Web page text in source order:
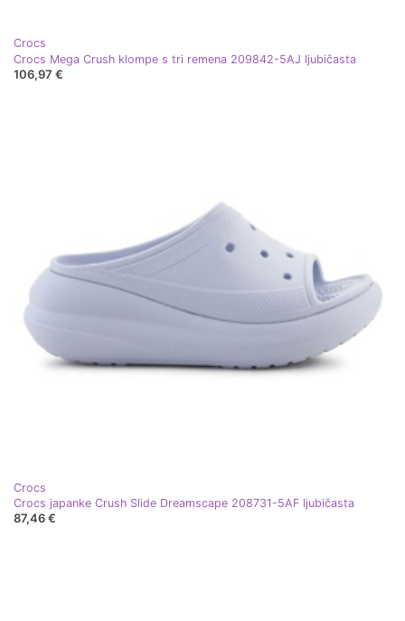
Crocs
Crocs Mega Crush klompe s tri remena 209842-5AJ ljubičasta
106,97 €
Crocs
Crocs japanke Crush Slide Dreamscape 208731-5AF ljubičasta
87,46 €